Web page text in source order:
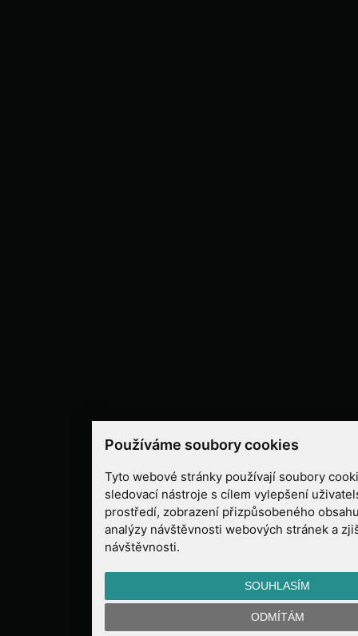
Používáme soubory cookies
Tyto webové stránky používají soubory
sledovací nástroje s cílem vylepšení
prostředí, zobrazení přizpůsobeného
analýzy návštěvnosti webových stránek a
návštěvnosti.
SOUHLASÍM
ODMÍTÁM